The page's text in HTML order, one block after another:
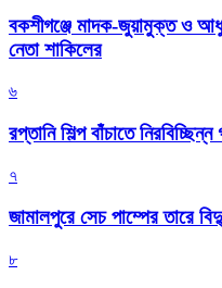
বকশীগঞ্জে মাদক-জুয়ামুক্ত ও
নেতা শাকিলের
৬
রপ্তানি শিল্প বাঁচাতে
৭
জামালপুরে সেচ পাম্পের তারে
৮